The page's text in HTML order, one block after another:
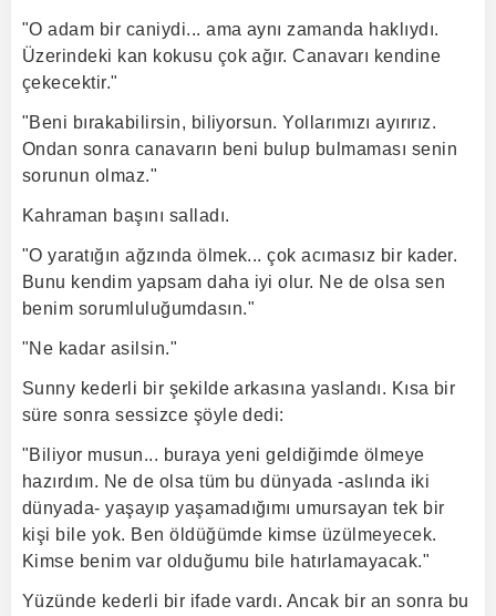
"O adam bir caniydi... ama aynı zamanda haklıydı.
Üzerindeki kan kokusu çok ağır. Canavarı kendine
çekecektir."
"Beni bırakabilirsin, biliyorsun. Yollarımızı ayırırız.
Ondan sonra canavarın beni bulup bulmaması senin
sorunun olmaz."
Kahraman başını salladı.
"O yaratığın ağzında ölmek... çok acımasız bir kader.
Bunu kendim yapsam daha iyi olur. Ne de olsa sen
benim sorumluluğumdasın."
"Ne kadar asilsin."
Sunny kederli bir şekilde arkasına yaslandı. Kısa bir
süre sonra sessizce şöyle dedi:
"Biliyor musun... buraya yeni geldiğimde ölmeye
hazırdım. Ne de olsa tüm bu dünyada -aslında iki
dünyada- yaşayıp yaşamadığımı umursayan tek bir
kişi bile yok. Ben öldüğümde kimse üzülmeyecek.
Kimse benim var olduğumu bile hatırlamayacak."
Yüzünde kederli bir ifade vardı. Ancak bir an sonra bu